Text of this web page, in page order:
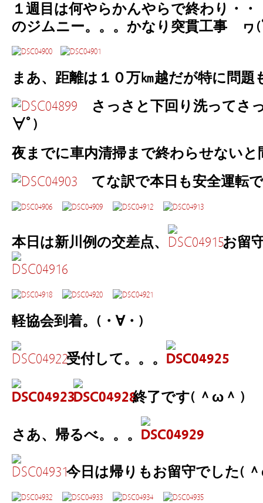
１週目は何やらかんやらで終わり・
のジムニー。。。かなり突貫工事
まあ、距離は１０万㎞越だが特に問題
さっさと下回り洗ってさ
∀ﾟ)
夜までに車内清掃まで終わらせない
てな訳で本日も安全運
本日は新川例の交差点、 お留
軽協会到着。(・∀・)
受付して。。。
終了です( ＾ω＾ )
さあ、帰るべ。。。
今日は帰りもお留守でした(